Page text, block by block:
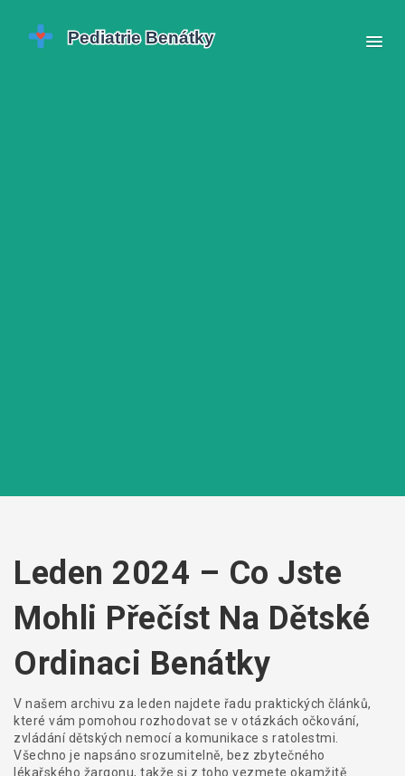
Leden 2024 – Co Jste
Mohli Přečíst Na Dětské
Ordinaci Benátky
V našem archivu za leden najdete řadu praktických článků,
které vám pomohou rozhodovat se v otázkách očkování,
zvládání dětských nemocí a komunikace s ratolestmi.
Všechno je napsáno srozumitelně, bez zbytečného
lékařského žargonu, takže si z toho vezmete okamžitě